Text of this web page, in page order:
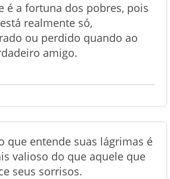
é a fortuna dos pobres, pois
realmente só,
ou perdido quando ao
amigo.
que entende suas lágrimas é
valioso do que aquele que
seus sorrisos.